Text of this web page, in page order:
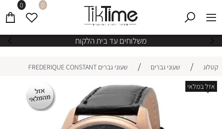
משלוחים עד בית הלקוח
0 0
קטלוג / שעוני גברים / שעוני גברים FREDERIQUE CONSTANT
אזל במלאי